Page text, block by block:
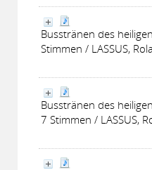
Busstränen des
Stimmen / LASSUS,
Busstränen des
7 Stimmen / LASSUS,